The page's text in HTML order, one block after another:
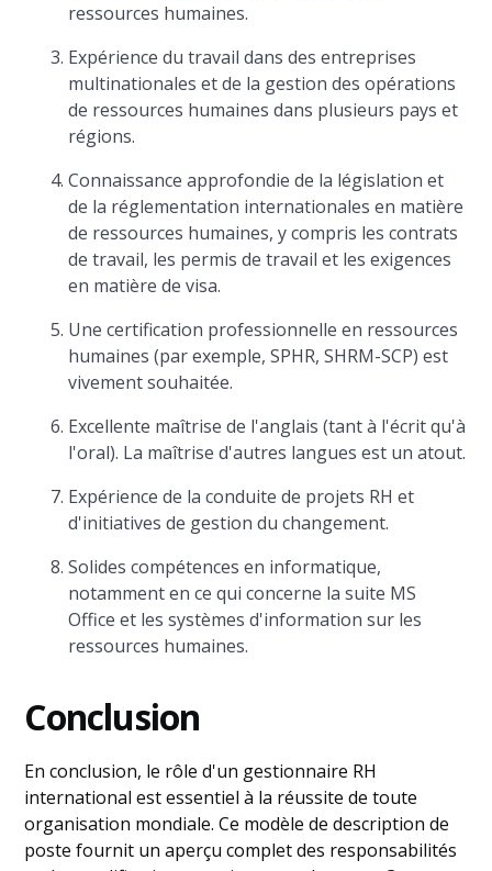
ressources humaines.
Expérience du travail dans des entreprises
multinationales et de la gestion des opérations
de ressources humaines dans plusieurs pays et
régions.
Connaissance approfondie de la législation et
de la réglementation internationales en matière
de ressources humaines, y compris les contrats
de travail, les permis de travail et les exigences
en matière de visa.
Une certification professionnelle en ressources
humaines (par exemple, SPHR, SHRM-SCP) est
vivement souhaitée.
Excellente maîtrise de l'anglais (tant à l'écrit qu'à
l'oral). La maîtrise d'autres langues est un atout.
Expérience de la conduite de projets RH et
d'initiatives de gestion du changement.
Solides compétences en informatique,
notamment en ce qui concerne la suite MS
Office et les systèmes d'information sur les
ressources humaines.
Conclusion
En conclusion, le rôle d'un gestionnaire RH
international est essentiel à la réussite de toute
organisation mondiale. Ce modèle de description de
poste fournit un aperçu complet des responsabilités